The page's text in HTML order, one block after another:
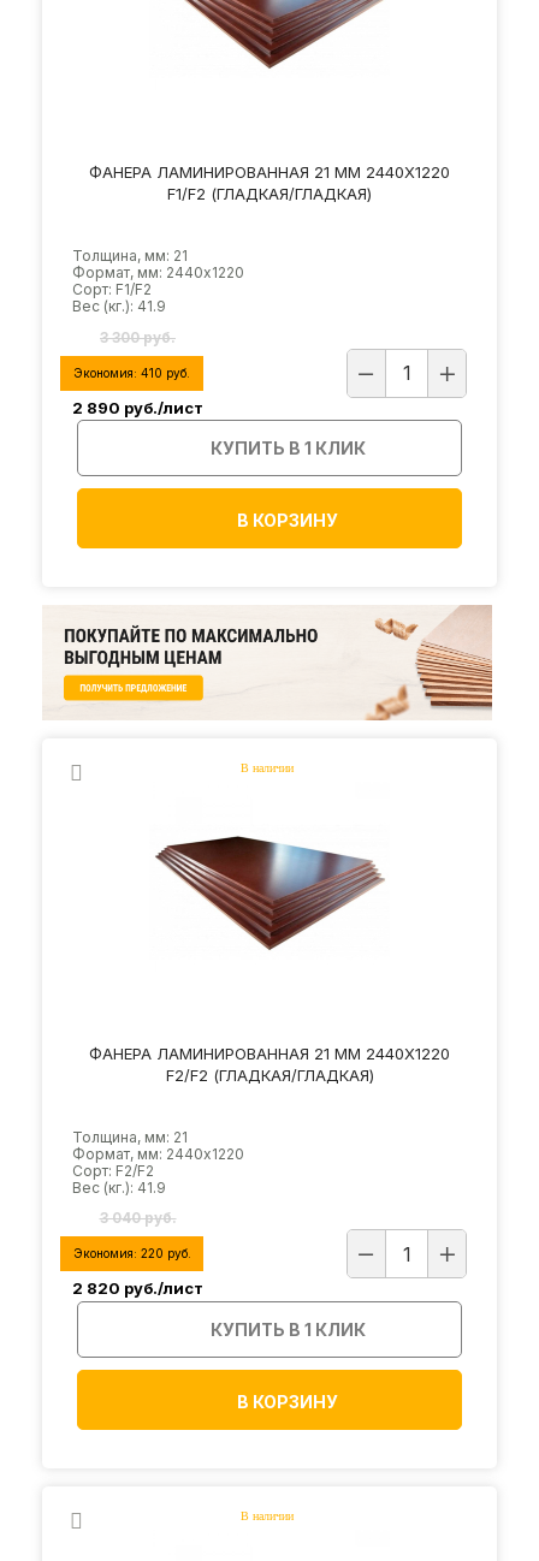
ФАНЕРА ЛАМИНИРОВАННАЯ 21 ММ 2440Х1220
F1/F2 (ГЛАДКАЯ/ГЛАДКАЯ)
Толщина, мм: 21
Формат, мм: 2440х1220
Сорт: F1/F2
Вес (кг.): 41.9
3 300 руб.
Экономия: 410 руб.
2 890 руб./лист
КУПИТЬ В 1 КЛИК
В КОРЗИНУ
ФАНЕРА ЛАМИНИРОВАННАЯ 21 ММ 2440Х1220
F2/F2 (ГЛАДКАЯ/ГЛАДКАЯ)
Толщина, мм: 21
Формат, мм: 2440х1220
Сорт: F2/F2
Вес (кг.): 41.9
3 040 руб.
Экономия: 220 руб.
2 820 руб./лист
КУПИТЬ В 1 КЛИК
В КОРЗИНУ